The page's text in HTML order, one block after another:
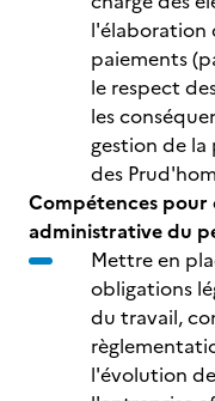
l'élaboration
paiements
le respect
les
gestion de la
des
Compétences pour
administrative du
Mettre en
obligations
du travail,
l'évolution